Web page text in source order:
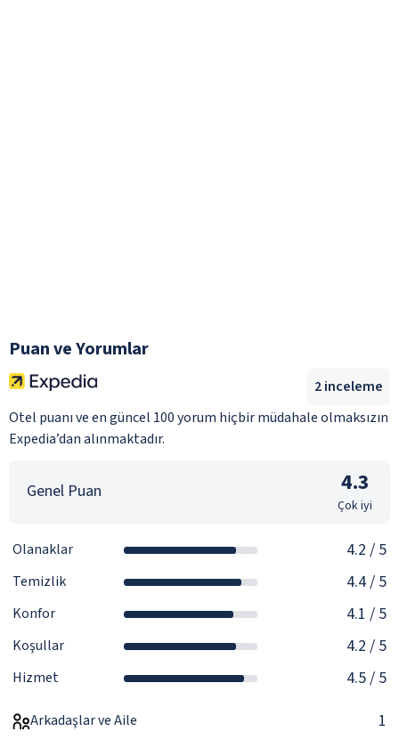
Puan ve Yorumlar
Otel puanı ve en güncel 100 yorum hiçbir müdahale olmaksızın
Expedia’dan alınmaktadır.
2inceleme
Genel Puan 4.3
Çok iyi
Olanaklar 4.2 / 5
Temizlik 4.4/ 5
Konfor 4.1 / 5
Koşullar 4.2 / 5
Hizmet 4.5/ 5
Arkadaşlar ve Aile 1